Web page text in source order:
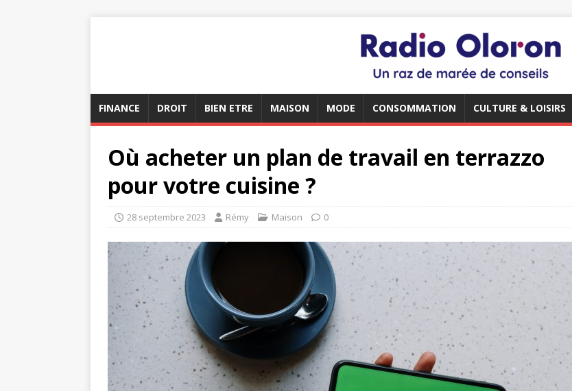
FINANCE DROIT BIEN ETRE MAISON MODE CONSOMMATION CULTURE & LOISIRS
Où acheter un plan de travail en terrazzo
pour votre cuisine ?
28 septembre 2023 Rémy Maison 0